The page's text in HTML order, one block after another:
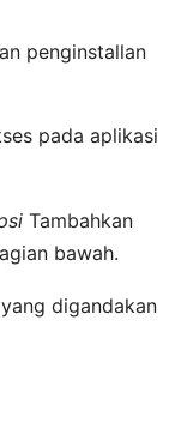
penginstallan
pada aplikasi
Tambahkan
bawah.
digandakan